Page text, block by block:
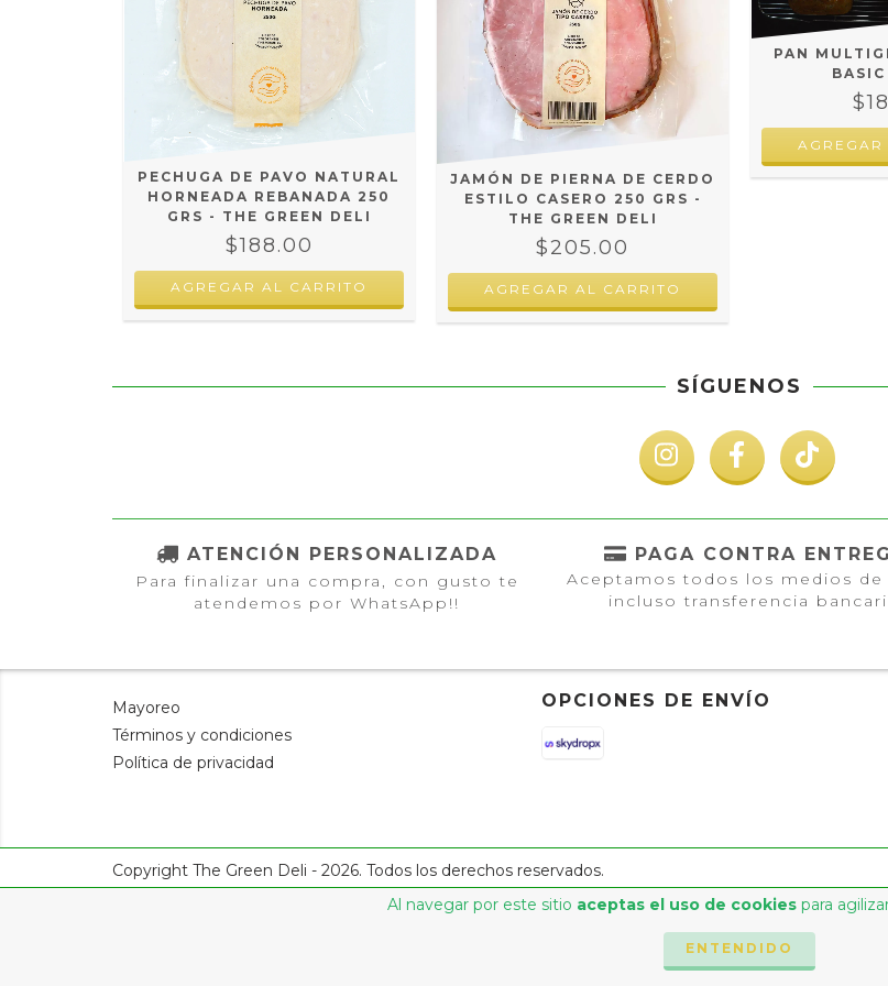
Al navegar por este sitio aceptas el uso de cookiespara
ENTENDIDO
PECHUGA DE PAVO NATURAL
HORNEADA REBANADA 250
GRS - THE GREEN DELI
$188.00
JAMÓN DE PIERNA DE CERDO
ESTILO CASERO 250 GRS -
THE GREEN DELI
$205.00
PAN
SÍGUENOS
ATENCIÓN PERSONALIZADA
Para finalizar una compra, con gusto te
atendemos por WhatsApp!!
PAGA CONTRA
Aceptamos todos los medios de
incluso transferencia
Mayoreo
Términos y condiciones
Política de privacidad
OPCIONES DE ENVÍO
Copyright The Green Deli - 2026. Todos los derechos reservados.